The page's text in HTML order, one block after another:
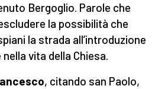
Bergoglio. Parole che
la possibilità che
la strada all’introduzione
vita della Chiesa.
, citando san Paolo,